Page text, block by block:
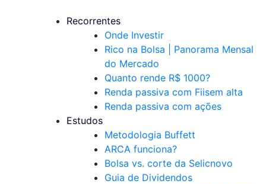
Recorrentes
Onde Investir
Rico na Bolsa | Panorama Mensal
do Mercado
Quanto rende R$ 1000?
Renda passiva com Fiisem alta
Renda passiva com ações
Estudos
Metodologia Buffett
ARCA funciona?
Bolsa vs. corte da Selicnovo
Guia de Dividendos